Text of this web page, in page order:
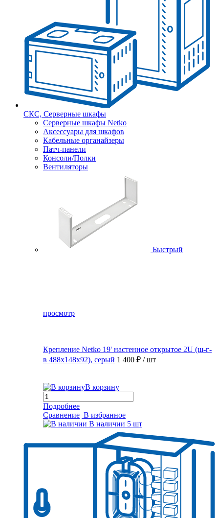
СКС, Серверные шкафы
Серверные шкафы Netko
Аксессуары для шкафов
Кабельные органайзеры
Патч-панели
Консоли/Полки
Вентиляторы
Быстрый
просмотр
Крепление Netko 19' настенное открытое 2U (ш-г-
в 488х148х92), серый 1 400 ₽ / шт
В корзину
Подробнее
Сравнение В избранное
В наличии 5 шт